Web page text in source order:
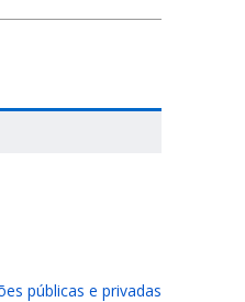
públicas e privadas